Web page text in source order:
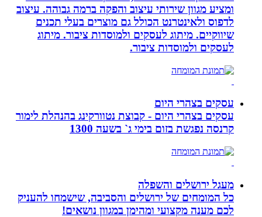
ומציע מגוון שירותי עיצוב והפקה ברמה גבוהה. עיצוב
לדפוס ולאינטרנט הכולל גם מוצרים בעלי תכנים
שיווקיים. מיתוג לעסקים ולמוסדות ציבור. מיתוג
לעסקים ולמוסדות ציבור.
עסקים בצהרי היום
עסקים בצהרי היום - קבוצת נטוורקינג בהנהלת לימור
קרנסה נפגשת בזום בימי ג` בשעה 1300
מעגל ירושלים והשפלה
כל המומחים של ירושלים והסביבה, שישמחו להעניק
לכם מענה מקצועי ומהימן במגוון נושאים!